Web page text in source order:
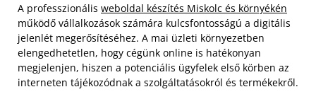
A professzionális weboldal készítés Miskolc és környékén
működő vállalkozások számára kulcsfontosságú a digitális
jelenlét megerősítéséhez. A mai üzleti környezetben
elengedhetetlen, hogy cégünk online is hatékonyan
megjelenjen, hiszen a potenciális ügyfelek első körben az
interneten tájékozódnak a szolgáltatásokról és termékekről.